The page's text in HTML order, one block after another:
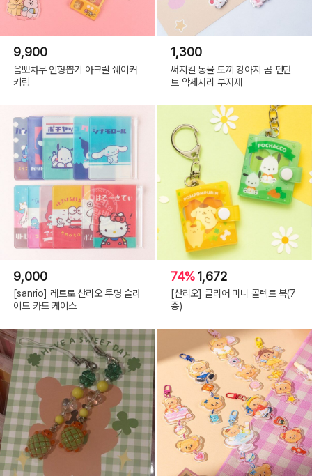
9,900
음뽀챠무 인형뽑기 아크릴 쉐이커
키링
1,300
써지컬 동물 토끼 강아지 곰 펜던
트 악세사리 부자재
9,000
[sanrio] 레트로 산리오 투명 슬라
이드 카드 케이스
74%1,672
[산리오] 클리어 미니 콜렉트 북(7
종)